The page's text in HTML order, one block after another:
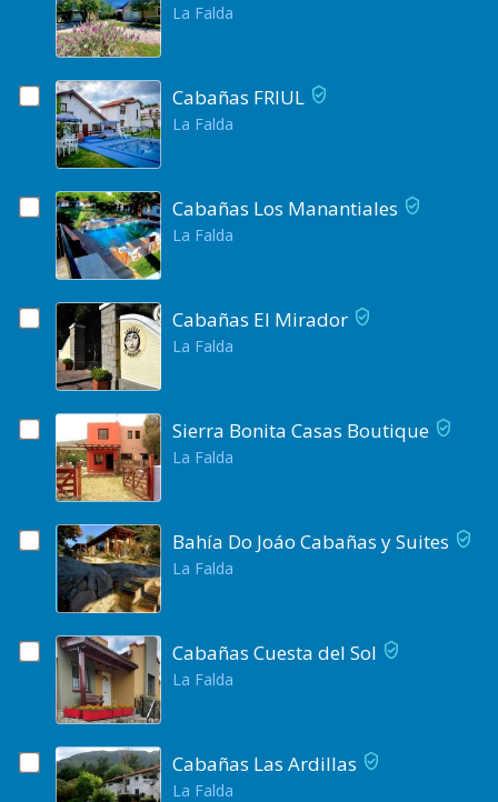
La Falda
Cabañas FRIUL
La Falda
Cabañas Los Manantiales
La Falda
Cabañas El Mirador
La Falda
Sierra Bonita Casas Boutique
La Falda
Bahía Do Joáo Cabañas y Suites
La Falda
Cabañas Cuesta del Sol
La Falda
Cabañas Las Ardillas
La Falda